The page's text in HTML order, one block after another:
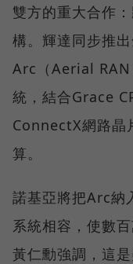
雙方的重大合作
構。輝達同步推
Arc（Aerial
統，結合Grace
ConnectX網路晶
算。
諾基亞將把Arc納
系統相容，使數
黃仁勳強調，這